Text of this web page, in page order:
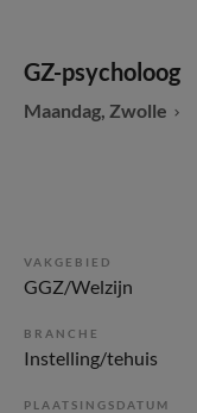
GZ-psycholoog
Maandag, Zwolle
VAKGEBIED
GGZ/Welzijn
BRANCHE
Instelling/tehuis
PLAATSINGSDATUM